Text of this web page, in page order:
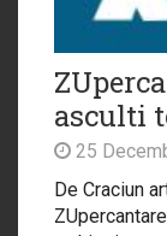
asculti
25
De Craciun